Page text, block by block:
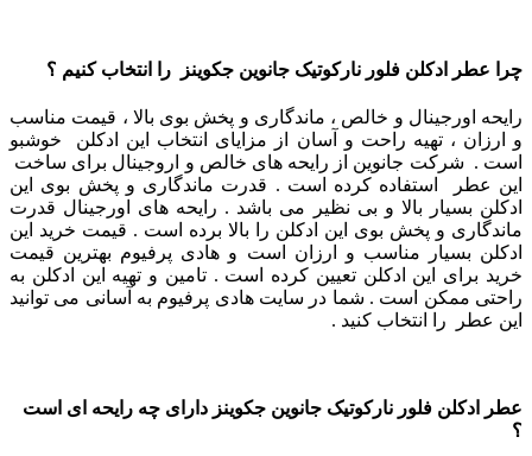
چرا عطر ادکلن فلور نارکوتیک جانوین جکوینز را انتخاب کنیم ؟
رایحه اورجینال و خالص ، ماندگاری و پخش بوی بالا ، قیمت مناسب
و ارزان ، تهیه راحت و آسان از مزایای انتخاب این ادکلن خوشبو
است . شرکت جانوین از رایحه های خالص و اروجینال برای ساخت
این عطر استفاده کرده است . قدرت ماندگاری و پخش بوی این
ادکلن بسیار بالا و بی نظیر می باشد . رایحه های اورجینال قدرت
ماندگاری و پخش بوی این ادکلن را بالا برده است . قیمت خرید این
ادکلن بسیار مناسب و ارزان است و هادی پرفیوم بهترین قیمت
خرید برای این ادکلن تعیین کرده است . تامین و تهیه این ادکلن به
راحتی ممکن است . شما در سایت هادی پرفیوم به آسانی می توانید
این عطر را انتخاب کنید .
عطر ادکلن فلور نارکوتیک جانوین جکوینز دارای چه رایحه ای است
؟